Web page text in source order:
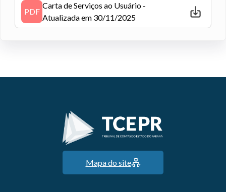
PDF
Carta de Serviços ao Usuário -
Atualizada em 30/11/2025
Mapa do site